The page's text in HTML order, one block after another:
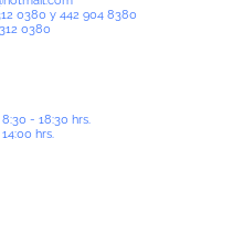
0380 y 442 904 8380
0380
8:30 - 18:30 hrs.
hrs.